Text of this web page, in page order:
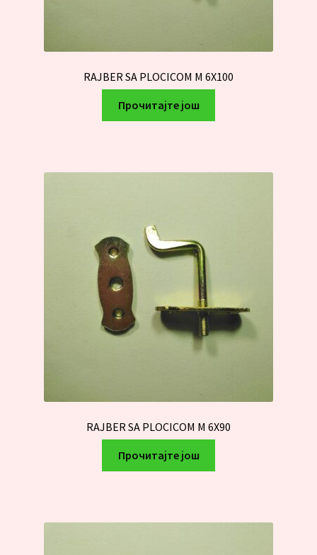
RAJBER SA PLOCICOM M 6X100
Прочитајте још
RAJBER SA PLOCICOM M 6X90
Прочитајте још